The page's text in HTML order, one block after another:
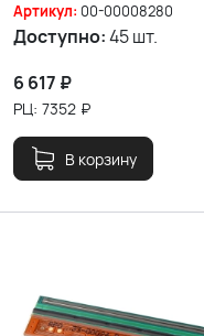
Артикул: 00-00008280
Доступно:45 шт.
6 617 ₽
РЦ: 7352 ₽
В корзину